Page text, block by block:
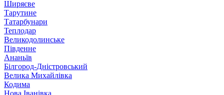
Ширяєве
Тарутине
Татарбунари
Теплодар
Великодолинське
Південне
Ананьїв
Білгород-Дністровський
Велика Михайлівка
Кодима
Нова Іванівка